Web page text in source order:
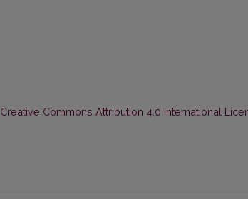
Creative Commons Attribution 4.0 International